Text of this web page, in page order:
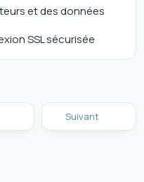
et des données
SSL sécurisée
Suivant